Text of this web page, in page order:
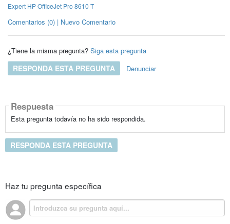
Expert HP OfficeJet Pro 8610 T
Comentarios (0) | Nuevo Comentario
¿Tiene la misma pregunta? Siga esta pregunta
RESPONDA ESTA PREGUNTA Denunciar
Respuesta
Esta pregunta todavía no ha sido respondida.
RESPONDA ESTA PREGUNTA
Haz tu pregunta específica